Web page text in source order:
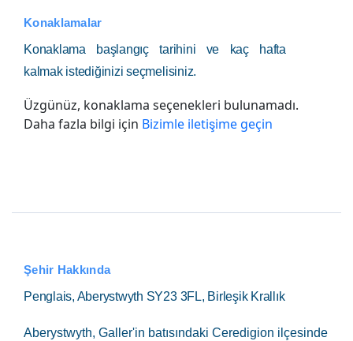
Konaklamalar
Konaklama başlangıç tarihini ve kaç hafta
kalmak istediğinizi seçmelisiniz.
Üzgünüz, konaklama seçenekleri bulunamadı.
Daha fazla bilgi için Bizimle iletişime geçin
Şehir Hakkında
Penglais, Aberystwyth SY23 3FL, Birleşik Krallık
Aberystwyth, Galler'in batısındaki Ceredigion ilçesinde